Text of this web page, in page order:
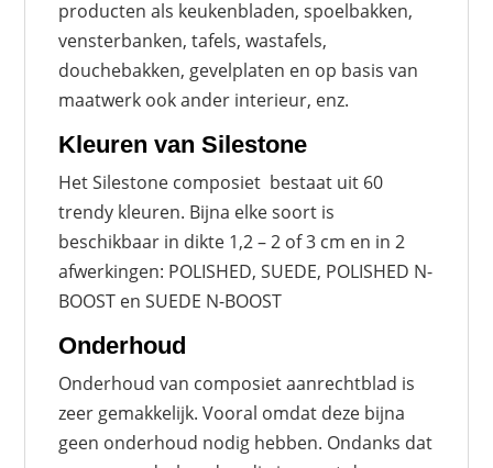
producten als keukenbladen, spoelbakken,
vensterbanken, tafels, wastafels,
douchebakken, gevelplaten en op basis van
maatwerk ook ander interieur, enz.
Kleuren van Silestone
Het Silestone composiet bestaat uit 60
trendy kleuren. Bijna elke soort is
beschikbaar in dikte 1,2 – 2 of 3 cm en in 2
afwerkingen: POLISHED, SUEDE, POLISHED N-
BOOST en SUEDE N-BOOST
Onderhoud
Onderhoud van composiet aanrechtblad is
zeer gemakkelijk. Vooral omdat deze bijna
geen onderhoud nodig hebben. Ondanks dat